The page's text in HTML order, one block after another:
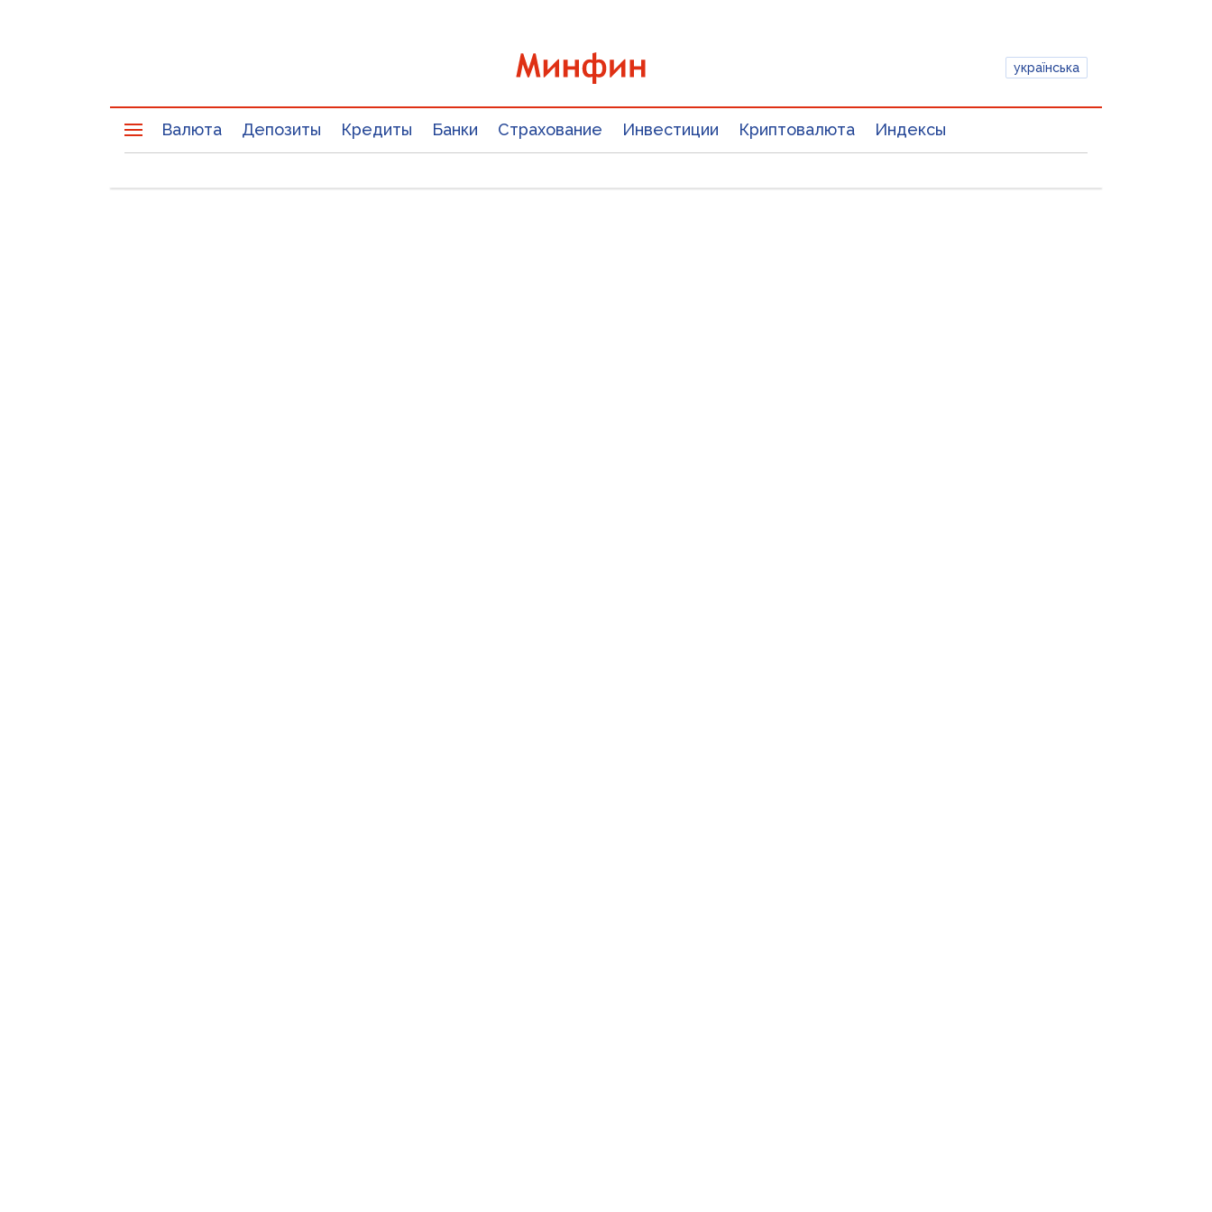
українська
Валюта Депозиты Кредиты Банки Страхование Инвестиции Криптовалюта Индексы